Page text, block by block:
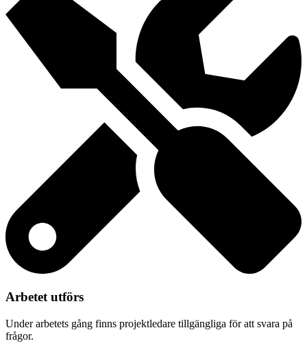
Arbetet utförs
Under arbetets gång finns projektledare tillgängliga för att svara på
frågor.